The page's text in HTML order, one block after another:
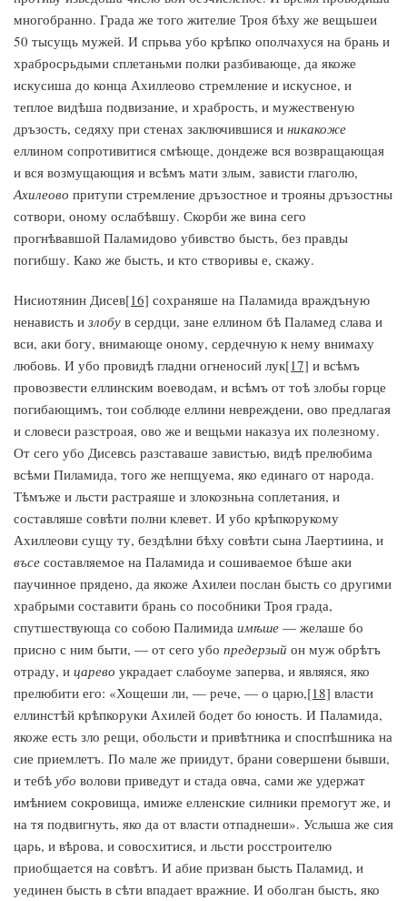
многобранно. Града же того жителие Троя бѣху же вещьшеи
50 тысущь мужей. И спрьва убо крѣпко ополчахуся на брань и
храбросрьдыми сплетаньми полки разбивающе, да якоже
искусиша до конца Ахиллеово стремление и искусное, и
теплое видѣша подвизание, и храбрость, и мужественую
дръзость, седяху при стенах заключившися и никакоже
еллином сопротивитися смѣюще, дондеже вся возвращающая
и вся возмущающия и всѣмъ мати злым, зависти глаголю,
Ахилеово притупи стремление дръзостное и трояны дръзостны
сотвори, оному ослабѣвшу. Скорби же вина сего
прогнѣвавшой Паламидово убивство бысть, без правды
погибшу. Како же бысть, и кто створивы е, скажу.
Нисиотянин Дисев[16] сохраняше на Паламида враждъную
ненависть и злобу в сердци, зане еллином бѣ Паламед слава и
вси, аки богу, внимающе оному, сердечную к нему внимаху
любовь. И убо провидѣ гладни огненосий лук[17] и всѣмъ
провозвести еллинским воеводам, и всѣмъ от тоѣ злобы горце
погибающимъ, тои соблюде еллини невреждени, ово предлагая
и словеси разстроая, ово же и вещьми наказуа их полезному.
От сего убо Дисевсь разставаше завистью, видѣ прелюбима
всѣми Пиламида, того же непщуема, яко единаго от народа.
Тѣмъже и льсти растраяше и злокозньна соплетания, и
составляше совѣти полни клевет. И убо крѣпкорукому
Ахиллеови сущу ту, бездѣлни бѣху совѣти сына Лаертиина, и
въсе составляемое на Паламида и сошиваемое бѣше аки
паучинное прядено, да якоже Ахилеи послан бысть со другими
храбрыми составити брань со пособники Троя града,
спутшествующа со собою Палимида имѣше — желаше бо
присно с ним быти, — от сего убо предерзый он муж обрѣтъ
отраду, и царево украдает слабоуме заперва, и являяся, яко
прелюбити его: «Хощеши ли, — рече, — о царю,[18] власти
еллинстѣй крѣпкоруки Ахилей бодет бо юность. И Паламида,
якоже есть зло рещи, обольсти и привѣтника и споспѣшника на
сие приемлетъ. По мале же приидут, брани совершени бывши,
и тебѣ убо волови приведут и стада овча, сами же удержат
имѣнием сокровища, имиже елленские силники премогут же, и
на тя подвигнуть, яко да от власти отпаднеши». Услыша же сия
царь, и вѣрова, и совосхитися, и льсти росстроителю
приобщается на совѣтъ. И абие призван бысть Паламид, и
уединен бысть в сѣти впадает вражние. И оболган бысть, яко